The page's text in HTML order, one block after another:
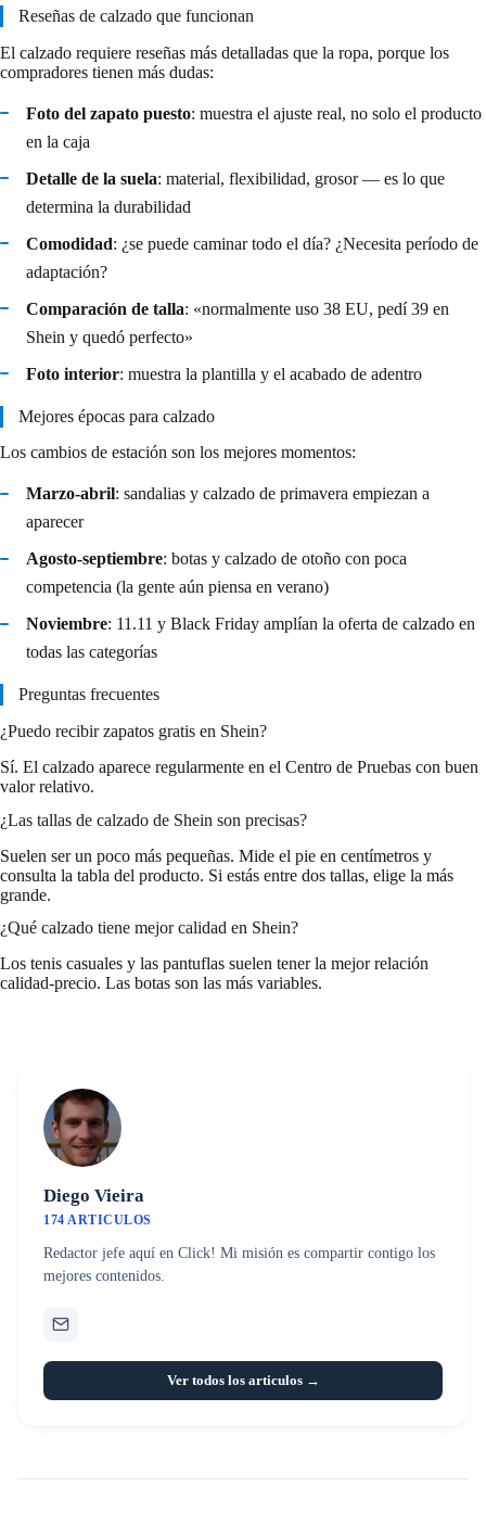
Reseñas de calzado que funcionan
El calzado requiere reseñas más detalladas que la ropa, porque los
compradores tienen más dudas:
Foto del zapato puesto: muestra el ajuste real, no solo el producto
en la caja
Detalle de la suela: material, flexibilidad, grosor — es lo que
determina la durabilidad
Comodidad: ¿se puede caminar todo el día? ¿Necesita período de
adaptación?
Comparación de talla: «normalmente uso 38 EU, pedí 39 en
Shein y quedó perfecto»
Foto interior: muestra la plantilla y el acabado de adentro
Mejores épocas para calzado
Los cambios de estación son los mejores momentos:
Marzo-abril: sandalias y calzado de primavera empiezan a
aparecer
Agosto-septiembre: botas y calzado de otoño con poca
competencia (la gente aún piensa en verano)
Noviembre: 11.11 y Black Friday amplían la oferta de calzado en
todas las categorías
Preguntas frecuentes
¿Puedo recibir zapatos gratis en Shein?
Sí. El calzado aparece regularmente en el Centro de Pruebas con buen
valor relativo.
¿Las tallas de calzado de Shein son precisas?
Suelen ser un poco más pequeñas. Mide el pie en centímetros y
consulta la tabla del producto. Si estás entre dos tallas, elige la más
grande.
¿Qué calzado tiene mejor calidad en Shein?
Los tenis casuales y las pantuflas suelen tener la mejor relación
calidad-precio. Las botas son las más variables.
Diego Vieira
174 ARTICULOS
Redactor jefe aquí en Click! Mi misión es compartir contigo los
mejores contenidos.
Ver todos los articulos →